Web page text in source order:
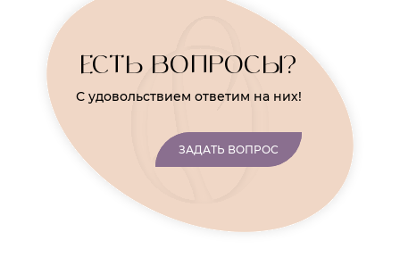
ЕСТЬ ВОПРОСЫ?
С удовольствием ответим на них!
ЗАДАТЬ ВОПРОС